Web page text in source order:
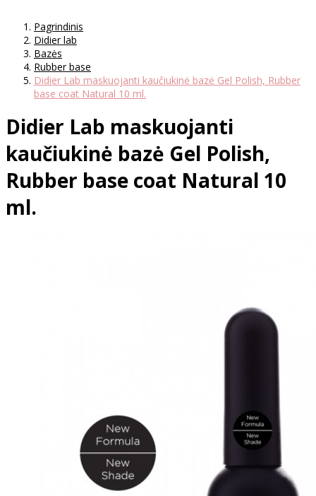
Pagrindinis
Didier lab
Bazės
Rubber base
Didier Lab maskuojanti kaučiukinė bazė Gel Polish, Rubber
base coat Natural 10 ml.
Didier Lab maskuojanti
kaučiukinė bazė Gel Polish,
Rubber base coat Natural 10
ml.